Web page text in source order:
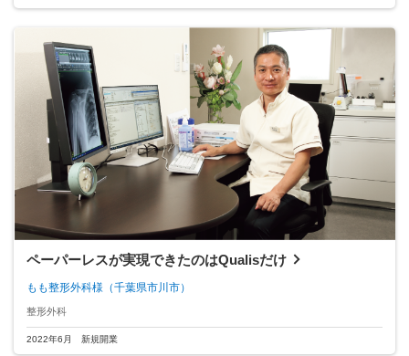
ペーパーレスが実現できたのはQualisだけ
もも整形外科様 （千葉県市川市）
整形外科
2022年6月 新規開業